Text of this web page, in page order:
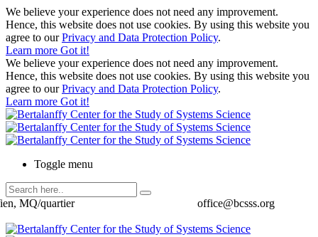
We believe your experience does not need any improvement.
Hence, this website does not use cookies. By using this website you
agree to ourPrivacy and Data Protection Policy.
Learn more Got it!
We believe your experience does not need any improvement.
Hence, this website does not use cookies. By using this website you
agree to ourPrivacy and Data Protection Policy.
Learn more Got it!
Toggle menu
office@bcsss.org
MQ/quartier